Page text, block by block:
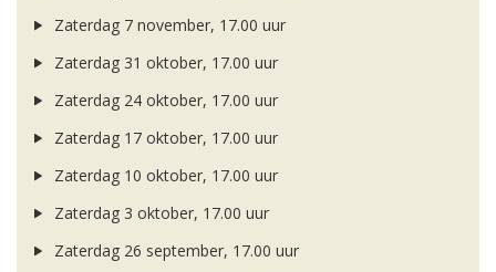
Zaterdag 7 november, 17.00 uur
Zaterdag 31 oktober, 17.00 uur
Zaterdag 24 oktober, 17.00 uur
Zaterdag 17 oktober, 17.00 uur
Zaterdag 10 oktober, 17.00 uur
Zaterdag 3 oktober, 17.00 uur
Zaterdag 26 september, 17.00 uur